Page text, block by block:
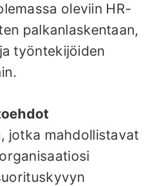
oleviin HR-
palkanlaskentaan,
työntekijöiden
jotka mahdollistavat